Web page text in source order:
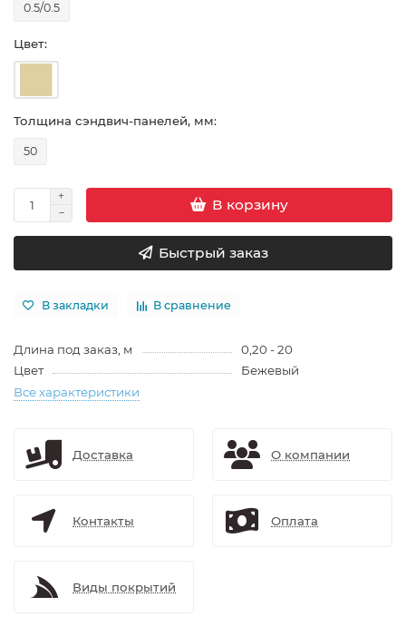
0.5/0.5
Цвет:
Толщина сэндвич-панелей, мм:
50
В корзину
Быстрый заказ
В закладки В сравнение
Длина под заказ, м
0,20 - 20
Цвет
Бежевый
Все характеристики
Доставка О компании
Контакты Оплата
Виды покрытий